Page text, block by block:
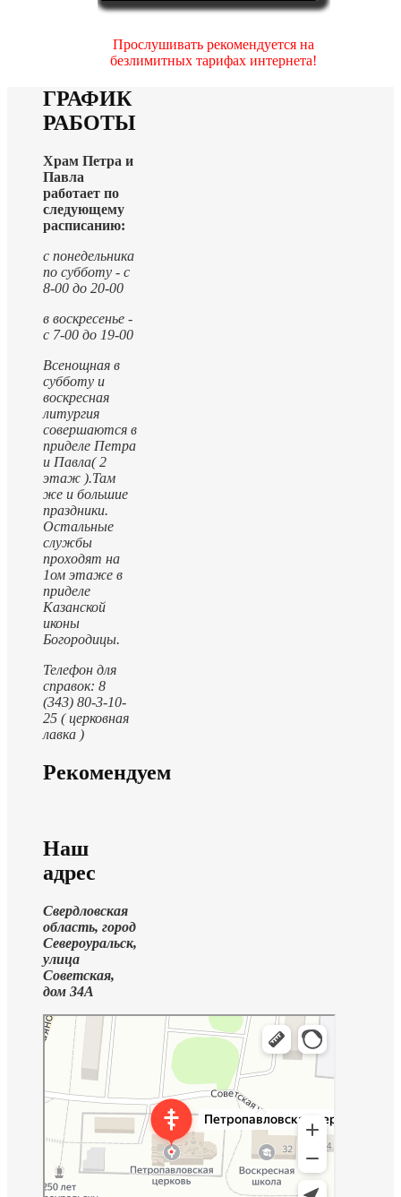
Прослушивать рекомендуется на
безлимитных тарифах интернета!
ГРАФИК
РАБОТЫ
Храм Петра и
Павла
работает по
следующему
расписанию:
с понедельника
по субботу - с
8-00 до 20-00
в воскресенье -
с 7-00 до 19-00
Всенощная в
субботу и
воскресная
литургия
совершаются в
приделе Петра
и Павла( 2
этаж ).Там
же и большие
праздники.
Остальные
службы
проходят на
1ом этаже в
приделе
Казанской
иконы
Богородицы.
Телефон для
справок: 8
(343) 80-3-10-
25 ( церковная
лавка )
Рекомендуем
Наш
адрес
Свердловская
область, город
Североуральск,
улица
Советская,
дом 34А